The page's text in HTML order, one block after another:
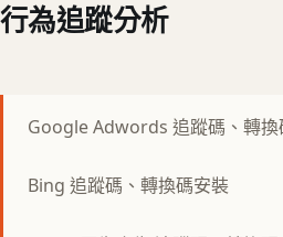
行為追蹤分析
Google Adwords 追蹤碼、轉換
Bing 追蹤碼、轉換碼安裝